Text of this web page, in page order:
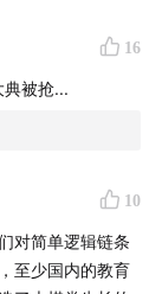
16
被抢...
10
对简单逻辑链条
至少国内的教育